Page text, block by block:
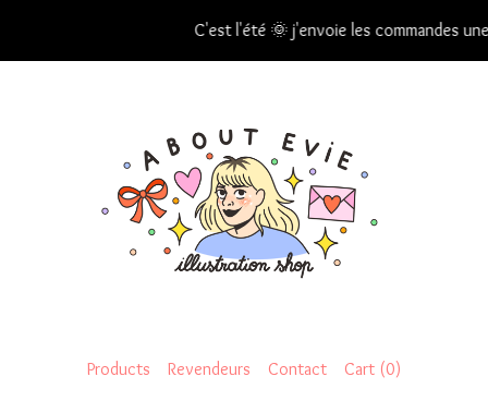
C'est l'été 🌞 j'envoie les commandes
Products Revendeurs Contact Cart (0)